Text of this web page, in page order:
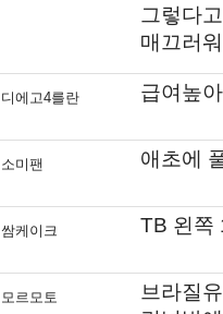
그렇다
매끄러
디에고4를란 급여높
소미팬 애초에
쌈케이크 TB 왼쪽
모르모토
브라질